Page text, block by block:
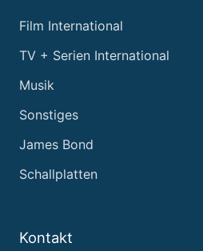
Film International
TV + Serien International
Musik
Sonstiges
James Bond
Schallplatten
Kontakt